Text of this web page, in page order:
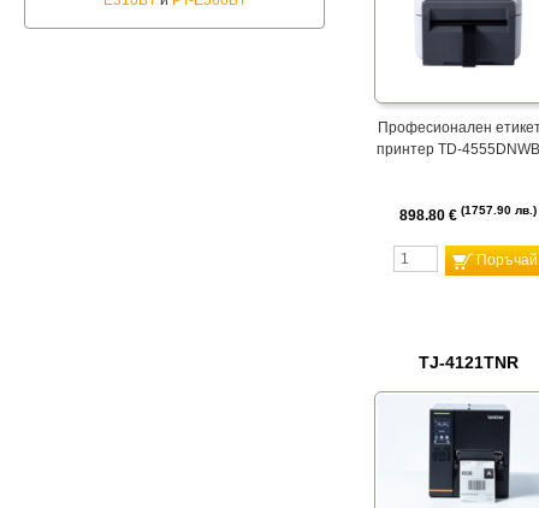
Професионален
принтер TD-
898.80 € 1757.90 лв.
Поръчай
TJ-4121TNR